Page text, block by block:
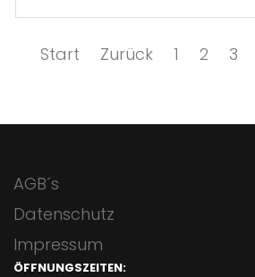
Start Zurück 1 2 3
AGB´s
Datenschutz
Impressum
ÖFFNUNGSZEITEN: